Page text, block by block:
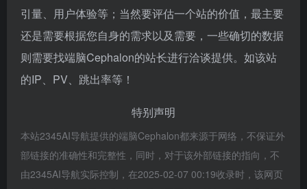
引量、用户体验等；当然要评估一个站的价值，最主要
还是需要根据您自身的需求以及需要，一些确切的数据
则需要找端脑Cephalon的站长进行洽谈提供。如该站
的IP、PV、跳出率等！
特别声明
本站2345AI导航提供的端脑Cephalon都来源于网络，不保证外
部链接的准确性和完整性，同时，对于该外部链接的指向，不
由2345AI导航实际控制，在2025-02-07 00:19收录时，该网页